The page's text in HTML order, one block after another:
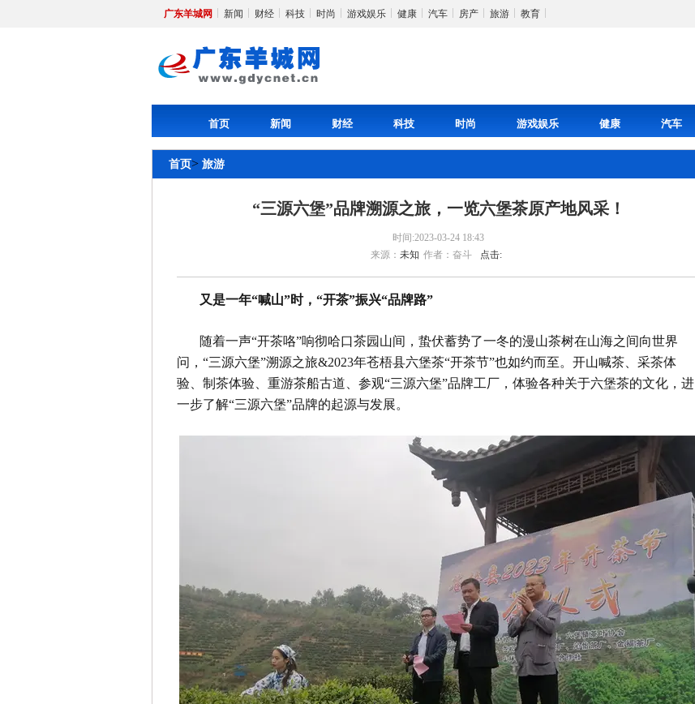
广东羊城网 新闻 财经 科技 时尚 游戏娱乐 健康 汽车 房产 旅游 教育
首页 新闻 财经 科技 时尚 游戏娱乐 健康 汽车
首页> 旅游
“三源六堡”品牌溯源之旅，一览六堡茶原产地风采！
时间:2023-03-24 18:43
来源： 未知 作者：奋斗 点击:
又是一年“喊山”时，“开茶”振兴“品牌路”
随着一声“开茶咯”响彻哈口茶园山间，蛰伏蓄势了一冬的漫山茶树在山海之间向世界
问，“三源六堡”溯源之旅&2023年苍梧县六堡茶“开茶节”也如约而至。开山喊茶、采茶体
验、制茶体验、重游茶船古道、参观“三源六堡”品牌工厂，体验各种关于六堡茶的文化，进
一步了解“三源六堡”品牌的起源与发展。